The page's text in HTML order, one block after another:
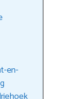
en-